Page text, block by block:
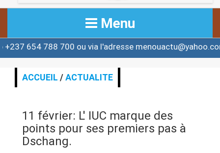
Menu
ACCUEIL
ACTUALITE
ALERTE
ANNONCE
ou via l'adresse menouactu@yahoo.com ou
ACCUEIL /ACTUALITE
11 février: L' IUC marque des
points pour ses premiers pas à
Dschang.